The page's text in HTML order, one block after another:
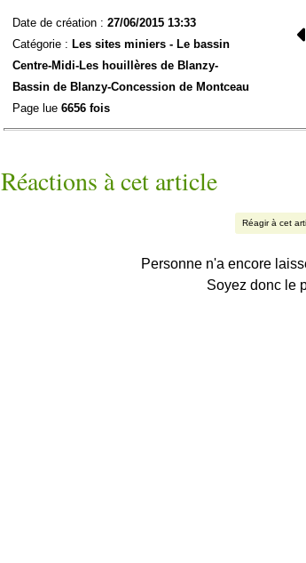
Date de création : 27/06/2015 13:33
Catégorie : Les sites miniers - Le bassin
Centre-Midi-Les houillères de Blanzy-
Bassin de Blanzy-Concession de Montceau
Page lue 6656 fois
Réactions à cet article
Réagir à cet
Personne n'a encore
Soyez donc le